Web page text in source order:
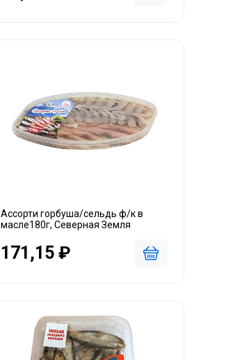
Ассорти горбуша/сельдь ф/к в
масле180г, Северная Земля
171,15 ₽